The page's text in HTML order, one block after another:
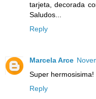
tarjeta, decorada
Saludos...
Reply
Marcela Arce
Super
Reply